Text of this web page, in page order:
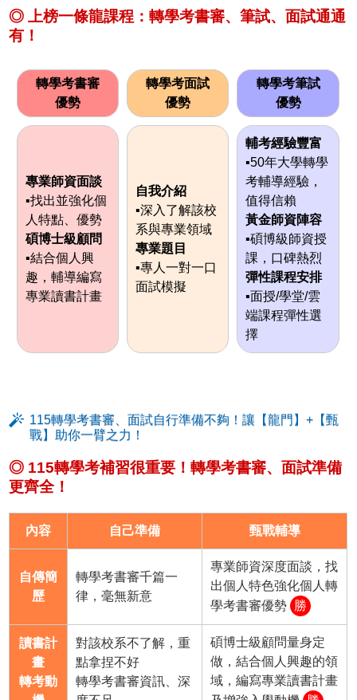
◎ 上榜一條龍課程：轉學考書審、筆試、面試通通
有！
轉學考書審
優勢
轉學考面試
優勢
轉學考筆試
優勢
專業師資面談
▪找出並強化個
人特點、優勢
碩博士級顧問
▪結合個人興
趣，輔導編寫
專業讀書計畫
自我介紹
▪深入了解該校
系與專業領域
專業題目
▪專人一對一口
面試模擬
輔考經驗豐富
▪50年大學轉學
考輔導經驗，
值得信賴
黃金師資陣容
▪碩博級師資授
課，口碑熱烈
彈性課程安排
▪面授/學堂/雲
端課程彈性選
擇
115轉學考書審、面試自行準備不夠！讓【龍門】+【甄
戰】助你一臂之力！
◎ 115轉學考補習很重要！轉學考書審、面試準備
更齊全！
內容 自己準備 甄戰輔導
自傳簡
歷
轉學考書審千篇一
律，毫無新意
專業師資深度面談，找
出個人特色強化個人轉
學考書審優勢 勝
讀書計
畫
轉考動
對該校系不了解，重
點拿捏不好
轉學考書審資訊、深
碩博士級顧問量身定
做，結合個人興趣的領
域，編寫專業讀書計畫